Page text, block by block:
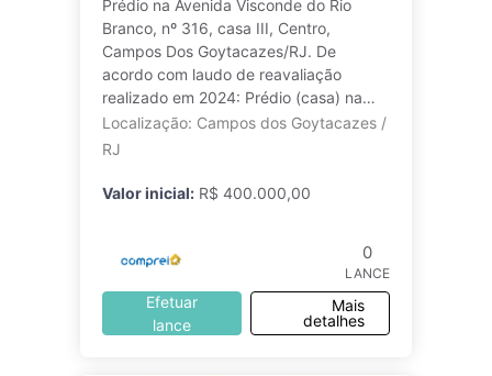
Prédio na Avenida Visconde do Rio
Branco, nº 316, casa III, Centro,
Campos Dos Goytacazes/RJ. De
acordo com laudo de reavaliação
realizado em 2024: Prédio (casa) na
Rua Visconde do Rio Branco, 316, casa
III, nesta cid
Localização: Campos dos Goytacazes /
RJ
Valor inicial: R$ 400.000,00
0
LANCE
Efetuar
lance
Mais
detalhes